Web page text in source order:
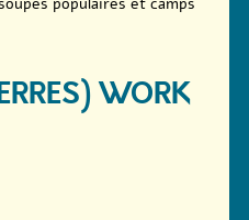
populaires et camps
WORK